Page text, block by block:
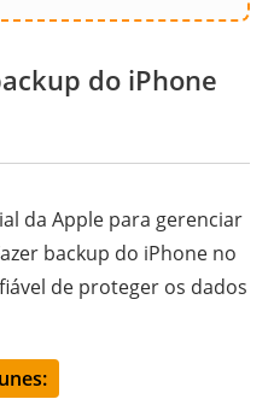
do iPhone
da Apple para gerenciar
backup do iPhone no
de proteger os dados